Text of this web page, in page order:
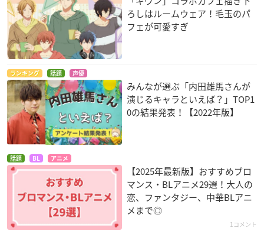
ろしはルームウェア！毛玉のパ
フェが可愛すぎ
ランキング 話題 声優
みんなが選ぶ「内田雄馬さんが
演じるキャラといえば？」TOP1
0の結果発表！【2022年版】
話題 BL アニメ
【2025年最新版】おすすめブロ
マンス・BLアニメ29選！大人の
恋、ファンタジー、中華BLアニ
メまで◎
1コメント